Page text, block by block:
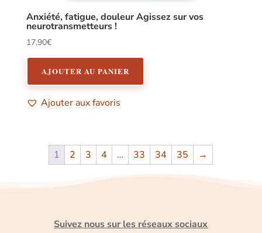
Anxiété, fatigue, douleur Agissez sur vos
neurotransmetteurs !
17,90€
AJOUTER AU PANIER
Ajouter aux favoris
1 2 3 4 … 33 34 35 →
Suivez nous sur les réseaux sociaux